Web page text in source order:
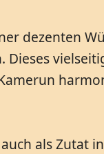
dezenten
Dieses
als Zutat